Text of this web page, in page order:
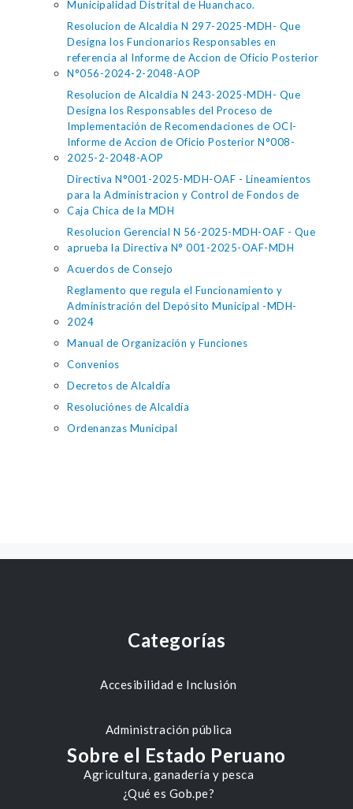
Municipalidad Distrital de Huanchaco.
Resolucion de Alcaldia N 297-2025-MDH- Que
Designa los Funcionarios Responsables en
referencia al Informe de Accion de Oficio Posterior
N°056-2024-2-2048-AOP
Resolucion de Alcaldia N 243-2025-MDH- Que
Designa los Responsables del Proceso de
Implementación de Recomendaciones de OCI-
Informe de Accion de Oficio Posterior N°008-
2025-2-2048-AOP
Directiva N°001-2025-MDH-OAF - Lineamientos
para la Administracion y Control de Fondos de
Caja Chica de la MDH
Resolucion Gerencial N 56-2025-MDH-OAF - Que
aprueba la Directiva N° 001-2025-OAF-MDH
Acuerdos de Consejo
Reglamento que regula el Funcionamiento y
Administración del Depósito Municipal -MDH-
2024
Manual de Organización y Funciones
Convenios
Decretos de Alcaldía
Resoluciónes de Alcaldía
Ordenanzas Municipal
Categorías
Accesibilidad e Inclusión
Administración pública
Agricultura, ganadería y pesca
Sobre el Estado Peruano
¿Qué es Gob.pe?